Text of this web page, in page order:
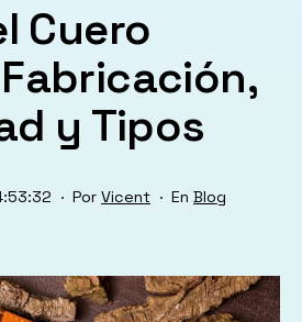
Cuero
y Tipos
Por Vicent
Categorizado
Blog